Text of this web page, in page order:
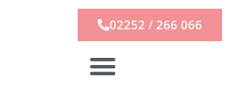
02252 / 266 066